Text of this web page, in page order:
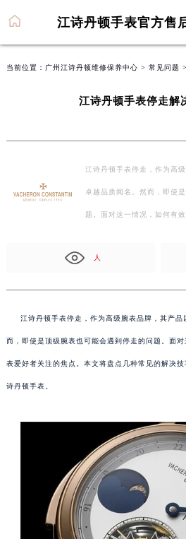
江诗丹顿手表官方售
当前位置： 广州江诗丹顿维修保养中心 > 常见问题
江诗丹顿手表停走解
江诗丹顿手表停走，作为高
卓越品质闻名。然而，即使
题。面对这一情况，如何有
人
江诗丹顿手表停走，作为高级腕表品牌，其产
而，即使是顶级腕表也可能会遇到停走的问题。面
表爱好者关注的焦点。本文将盘点几种常见的解决
诗丹顿手表。